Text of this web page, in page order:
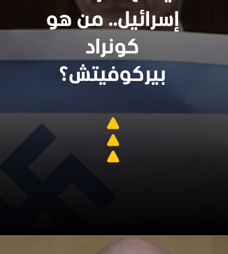
إسرائيل.. من هو
كونراد
بيركوفيتش؟
وسيعاقبون جميعا